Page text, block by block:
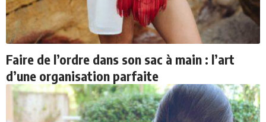
Faire de l’ordre dans son sac à main : l’art
d’une organisation parfaite